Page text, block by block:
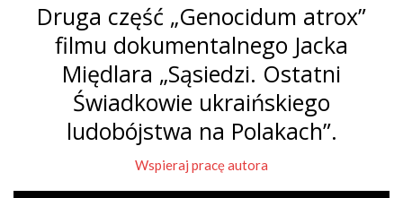
Druga część „Genocidum atrox”
filmu dokumentalnego Jacka
Międlara „Sąsiedzi. Ostatni
Świadkowie ukraińskiego
ludobójstwa na Polakach”.
Wspieraj pracę autora